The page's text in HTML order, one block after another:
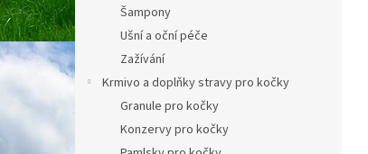
Šampony
Ušní a oční péče
Zažívání
Krmivo a doplňky stravy pro kočky
Granule pro kočky
Konzervy pro kočky